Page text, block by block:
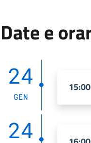
Date e
24
GEN
24